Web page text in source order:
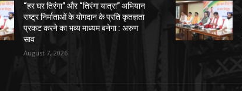
“हर घर तिरंगा” और “तिरंगा यात्रा” अभियान
राष्ट्र निर्माताओं के योगदान के प्रति कृतज्ञता
प्रकट करने का भव्य माध्यम बनेगा : अरुण
साव
August 7, 2026